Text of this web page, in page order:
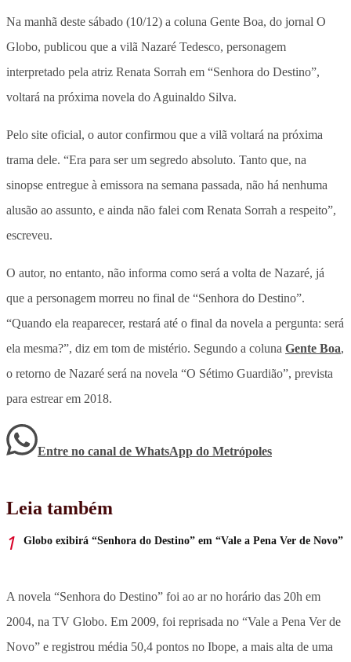
Na manhã deste sábado (10/12) a coluna Gente Boa, do jornal O
Globo, publicou que a vilã Nazaré Tedesco, personagem
interpretado pela atriz Renata Sorrah em “Senhora do Destino”,
voltará na próxima novela do Aguinaldo Silva.
Pelo site oficial, o autor confirmou que a vilã voltará na próxima
trama dele. “Era para ser um segredo absoluto. Tanto que, na
sinopse entregue à emissora na semana passada, não há nenhuma
alusão ao assunto, e ainda não falei com Renata Sorrah a respeito”,
escreveu.
O autor, no entanto, não informa como será a volta de Nazaré, já
que a personagem morreu no final de “Senhora do Destino”.
“Quando ela reaparecer, restará até o final da novela a pergunta: será
ela mesma?”, diz em tom de mistério. Segundo a coluna Gente Boa,
o retorno de Nazaré será na novela “O Sétimo Guardião”, prevista
para estrear em 2018.
Entre no canal de WhatsApp do Metrópoles
Leia também
Globo exibirá “Senhora do Destino” em “Vale a Pena Ver de Novo”
A novela “Senhora do Destino” foi ao ar no horário das 20h em
2004, na TV Globo. Em 2009, foi reprisada no “Vale a Pena Ver de
Novo” e registrou média 50,4 pontos no Ibope, a mais alta de uma